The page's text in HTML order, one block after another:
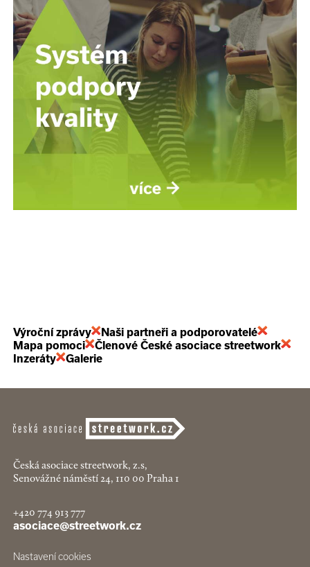
Výroční zprávy
Naši partneři a podporovatelé
Mapa pomoci
Členové České asociace streetwork
Inzeráty
Galerie
Česká asociace streetwork, z.s,
Senovážné náměstí 24, 110 00 Praha 1
+420 774 913 777
asociace@streetwork.cz
Nastavení cookies